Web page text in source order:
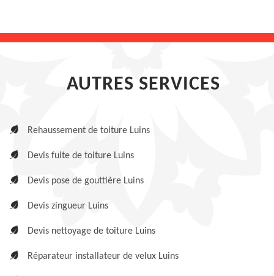
AUTRES SERVICES
Rehaussement de toiture Luins
Devis fuite de toiture Luins
Devis pose de gouttière Luins
Devis zingueur Luins
Devis nettoyage de toiture Luins
Réparateur installateur de velux Luins